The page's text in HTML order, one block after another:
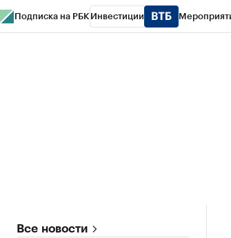
Подписка на РБК Инвестиции
Все новости